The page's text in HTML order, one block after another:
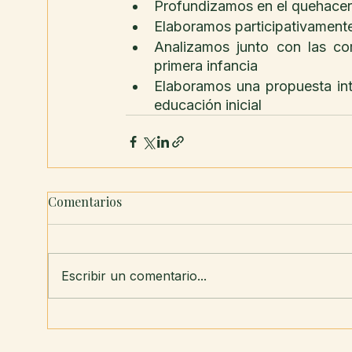
Profundizamos en el
Elaboramos
Analizamos junto con las
primera infancia
Elaboramos una propuesta
educación inicial
Comentarios
Escribir un comentario...